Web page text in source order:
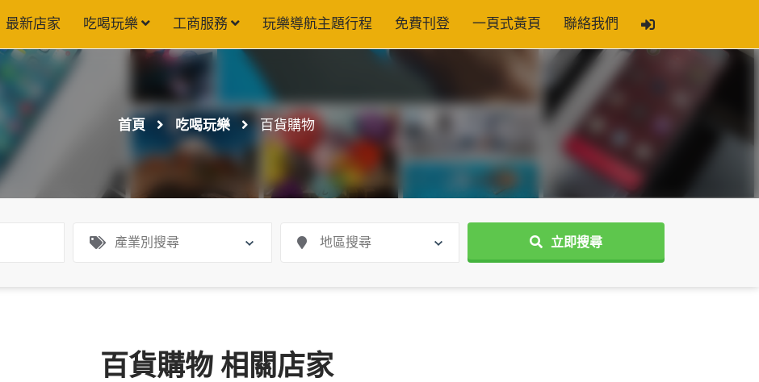
最新店家 吃喝玩樂 工商服務 玩樂導航主題行程 免費刊登 一頁式黃頁 聯絡我們
首頁 吃喝玩樂 百貨購物
立即搜尋
百貨購物 相關店家